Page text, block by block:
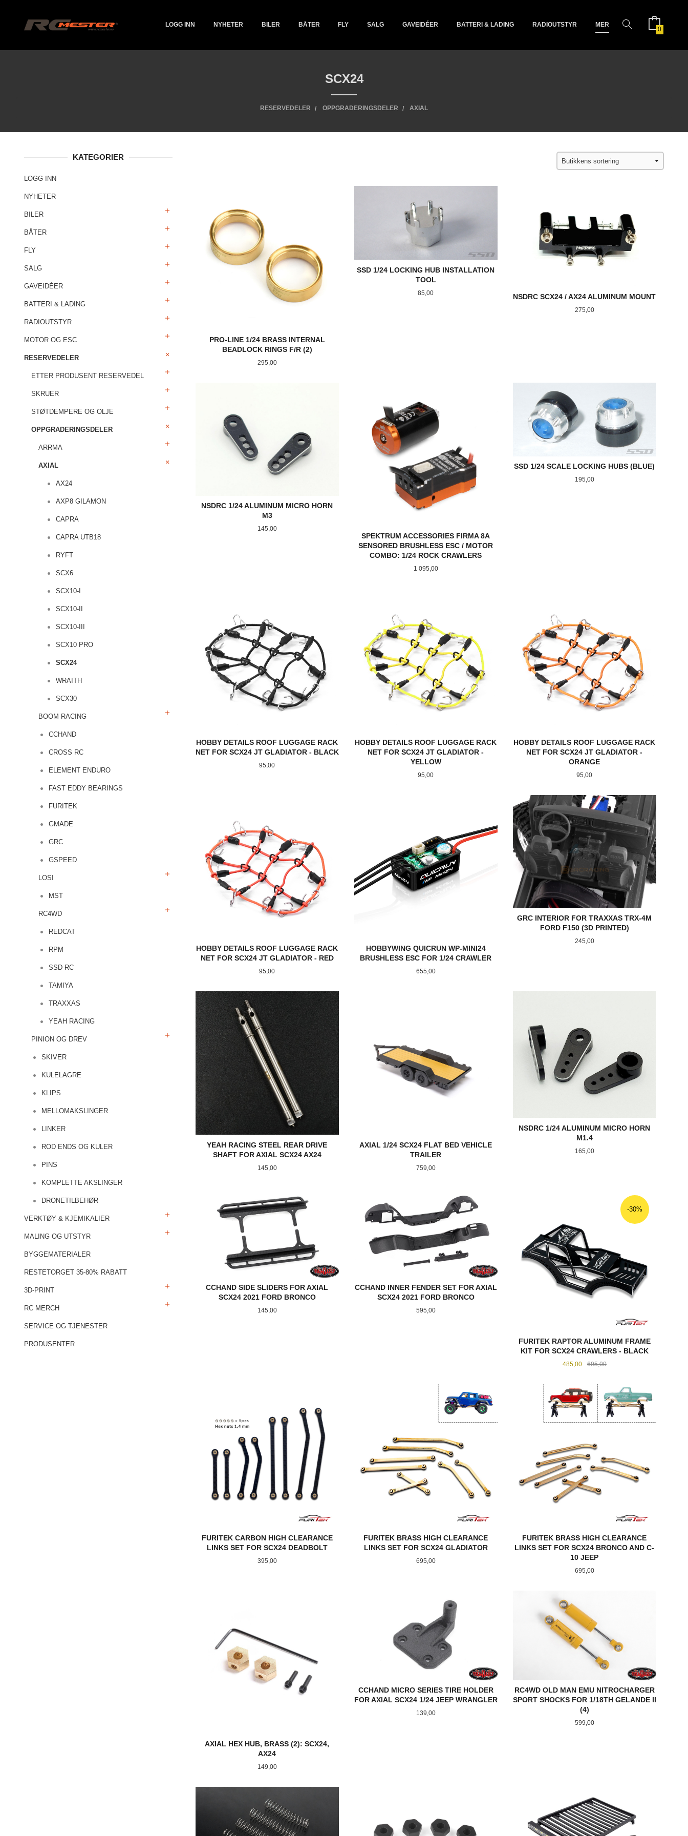
LOGG INN NYHETER BILER BÅTER FLY SALG GAVEIDÉER BATTERI & LADING RADIOUTSTYR MER
0
SCX24
RESERVEDELER OPPGRADERINGSDELER AXIAL
PRO-LINE 1/24 BRASS INTERNAL
BEADLOCK RINGS F/R (2)
Pris
295,00
SSD 1/24 LOCKING HUB INSTALLATION
TOOL
Pris
85,00 NSDRC SCX24 / AX24 ALUMINUM MOUNT
Pris
275,00
NSDRC 1/24 ALUMINUM MICRO HORN
M3
Pris
145,00
SPEKTRUM ACCESSORIES FIRMA 8A
SENSORED BRUSHLESS ESC / MOTOR
COMBO: 1/24 ROCK CRAWLERS
Pris
1 095,00
SSD 1/24 SCALE LOCKING HUBS (BLUE)
Pris
195,00
HOBBY DETAILS ROOF LUGGAGE RACK
NET FOR SCX24 JT GLADIATOR - BLACK
Pris
95,00
HOBBY DETAILS ROOF LUGGAGE RACK
NET FOR SCX24 JT GLADIATOR -
YELLOW
Pris
95,00
HOBBY DETAILS ROOF LUGGAGE RACK
NET FOR SCX24 JT GLADIATOR -
ORANGE
Pris
95,00
KJØP
HOBBY DETAILS ROOF LUGGAGE RACK
NET FOR SCX24 JT GLADIATOR - RED
Pris
95,00
KJØP
HOBBYWING QUICRUN WP-MINI24
BRUSHLESS ESC FOR 1/24 CRAWLER
Pris
655,00
GRC INTERIOR FOR TRAXXAS TRX-4M
FORD F150 (3D PRINTED)
Pris
245,00
YEAH RACING STEEL REAR DRIVE
SHAFT FOR AXIAL SCX24 AX24
Pris
145,00
AXIAL 1/24 SCX24 FLAT BED VEHICLE
TRAILER
Pris
759,00
NSDRC 1/24 ALUMINUM MICRO HORN
M1.4
Pris
165,00
CCHAND SIDE SLIDERS FOR AXIAL
SCX24 2021 FORD BRONCO
Pris
145,00
CCHAND INNER FENDER SET FOR AXIAL
SCX24 2021 FORD BRONCO
Pris
595,00
FURITEK RAPTOR ALUMINUM FRAME
KIT FOR SCX24 CRAWLERS - BLACK
Tilbud
485,00 695,00Rabatt
-30%
KJØP
FURITEK CARBON HIGH CLEARANCE
LINKS SET FOR SCX24 DEADBOLT
Pris
395,00
FURITEK BRASS HIGH CLEARANCE
LINKS SET FOR SCX24 GLADIATOR
Pris
695,00
FURITEK BRASS HIGH CLEARANCE
LINKS SET FOR SCX24 BRONCO AND C-
10 JEEP
Pris
695,00
AXIAL HEX HUB, BRASS (2): SCX24,
AX24
Pris
149,00
CCHAND MICRO SERIES TIRE HOLDER
FOR AXIAL SCX24 1/24 JEEP WRANGLER
Pris
139,00
RC4WD OLD MAN EMU NITROCHARGER
SPORT SHOCKS FOR 1/18TH GELANDE II
(4)
Pris
599,00
KATEGORIER
LOGG INN
NYHETER
BILER
BÅTER
FLY
SALG
GAVEIDÉER
BATTERI & LADING
RADIOUTSTYR
MOTOR OG ESC
RESERVEDELER
ETTER PRODUSENT RESERVEDEL
SKRUER
STØTDEMPERE OG OLJE
OPPGRADERINGSDELER
ARRMA
AXIAL
AX24
AXP8 GILAMON
CAPRA
CAPRA UTB18
RYFT
SCX6
SCX10-I
SCX10-II
SCX10-III
SCX10 PRO
SCX24
WRAITH
SCX30
BOOM RACING
CCHAND
CROSS RC
ELEMENT ENDURO
FAST EDDY BEARINGS
FURITEK
GMADE
GRC
GSPEED
LOSI
MST
RC4WD
REDCAT
RPM
SSD RC
TAMIYA
TRAXXAS
YEAH RACING
PINION OG DREV
SKIVER
KULELAGRE
KLIPS
MELLOMAKSLINGER
LINKER
ROD ENDS OG KULER
PINS
KOMPLETTE AKSLINGER
DRONETILBEHØR
VERKTØY & KJEMIKALIER
MALING OG UTSTYR
BYGGEMATERIALER
RESTETORGET 35-80% RABATT
3D-PRINT
RC MERCH
SERVICE OG TJENESTER
PRODUSENTER